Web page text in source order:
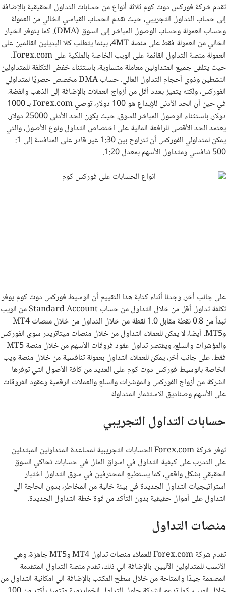
تقدم شركة فوركس دوت كوم ثلاثة أنواع من حسابات التداول الحقيقية بالإضافة
إلى حساب التداول التجريبي، حيث تقدم الحساب القياسي الخالي من العمولة
وحساب العمولة وحساب الوصول المباشر إلى السوق (DMA). كما يتوفر الخيار
الخالي من العمولة فقط على منصةMT 4، بينما يتطلب كلا البديلين القائمين على
العمولة منصة التداول القائمة على الويب الخاصة بالملكية علىForex.com
.
حيث يتلقى جميع المتداولين معاملة متساوية، باستثناء خفض التكلفة للمتداولين
النشطين وذوي أحجام التداول العالي. حسابDMAمخصص حصريًا لمتداولي
الفوركس، ولكنه يتميز بعدد أقل من أزواج العملات بالإضافة إلى الذهب والفضة.
في حين أن الحد الأدنى للإيداع هو 100 دولار، توصي
Forex.com بـ 1000
دولار، باستثناء الوصول المباشر للسوق، حيث يكون الحد الأدنى 25000 دولار.
يعتمد الحد الأقصى للرافعة المالية على اختصاص التداول ونوع الأصول، والتي
يمكن لمتداولي الفوركس أن تتراوح بين 1:30 غير قادر على المنافسة إلى 1:
500 تنافسي ومتداول الأسهم بمعدل 1:20.
على جانب أخر، وجدنا أثناء كتابة هذا التقييم أن الوسيط فوركس دوت كوم يوفر
تكلفة تداول أقل من خلال التداول من حساب Standard Account من الويب
تبدأ من 0.8 نقطة مقابل 1.0 نقطة من خلال التداول من خلال منصات MT4
وMT5. أيضا، لا يمكن للعملاء التداول من خلال منصات ميتاتريدر سوى الفوركس
والمؤشرات والسلع، ويقتصر تداول عقود فروقات الأسهم من خلال منصة MT5
فقط. على جانب أخر، يمكن للعملاء التداول بعمولة تنافسية من خلال منصة ويب
الخاصة بالوسيط فوركس دوت كوم على العديد من كافة الأصول التي توفرها
الشركة من أزواج الفوركس والمؤشرات والسلع والعملات الرقمية وعقود الفروقات
على الأسهم وصناديق الاستثمار المتداولة
حسابات التداول التجريبي
توفر شركةForex.comالحسابات التجريبية لمساعدة المتداولين المبتدئين
على التدرب على كيفية التداول في اسواق المال في حسابات تحاكي السوق
الحقيقي بشكل واقعي، كما يستطيع المحترفين في سوق التداول اختبار
استراتيجيات التداول الجديدة في بيئة خالية من المخاطر، بدون الحاجة الي
التداول على أموال حقيقية بدون التأكد من قوة خطة التداول الجديدة.
منصات التداول
تقدم شركة Forex.com للعملاء منصات تداول MT4 وMT5 جاهزة، وهي
الأنسب للمتداولين الآليين. بالإضافة الي ذلك، تقدم منصة التداول المتقدمة
المصممة جيدًا والمتاحة من خلال سطح المكتب بالإضافة الي امكانية التداول من